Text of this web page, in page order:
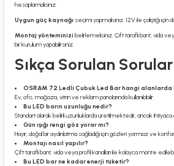
hesaplamalısınız.
Uygun güç kaynağı seçimi yapmalısınız. 12V ile çalıştığı
Montaj yönteminizi belirlemelisiniz. Çift taraflı bant, vida
bir kurulum yapabilirsiniz.
Sıkça Sorulan Sorular
OSRAM 72 Ledli Çubuk Led Bar hangi alanlarda
Ev, ofis, mağaza, vitrin ve reklam panolarında kullanılabilir.
Bu LED barın uzunluğu nedir?
Standart olarak belirli uzunluklarda üretilmektedir, ancak ihtiyaca
Gün ışığı rengi göz yorar mı?
Hayır, doğal bir aydınlatma sağladığı için gözleri yormaz ve
Montajı nasıl yapılır?
Çift taraflı bant, vida veya profil kanalları ile kolayca monte
Bu LED bar ne kadar enerji tüketir?